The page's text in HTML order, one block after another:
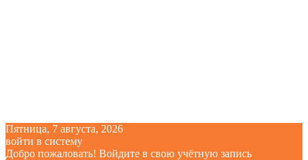
Пятница, 7 августа, 2026
войти в систему
Добро пожаловать! Войдите в свою учётную запись